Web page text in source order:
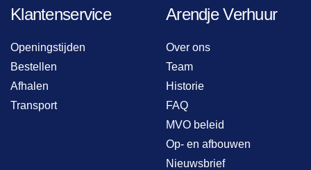
Klantenservice
Openingstijden
Bestellen
Afhalen
Transport
Arendje Verhuur
Over ons
Team
Historie
FAQ
MVO beleid
Op- en afbouwen
Nieuwsbrief